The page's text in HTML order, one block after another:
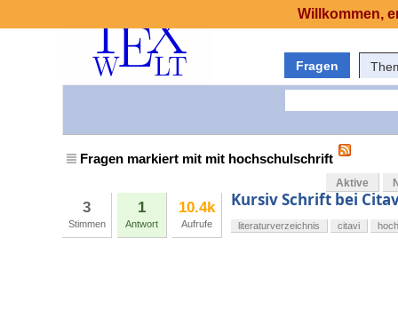
Fragen
Fragen markiert mit mit hochschulschrift
Aktive
3
Stimmen
1
Antwort
10.4k
Aufrufe
Kursiv Schrift bei
literaturverzeichnis citavi
Willkommen,